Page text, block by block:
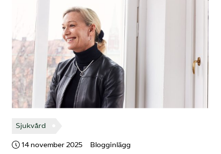
Sjukvård
14 november 2025 Blogginlägg